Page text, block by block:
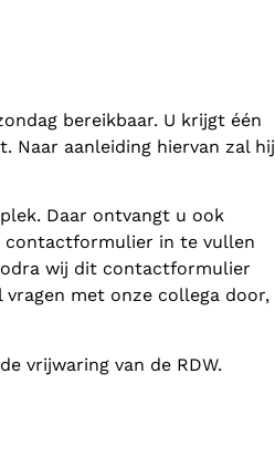
bereikbaar. U krijgt één
Naar aanleiding hiervan zal hij
Daar ontvangt u ook
contactformulier in te vullen
wij dit contactformulier
met onze collega door,
vrijwaring van de RDW.